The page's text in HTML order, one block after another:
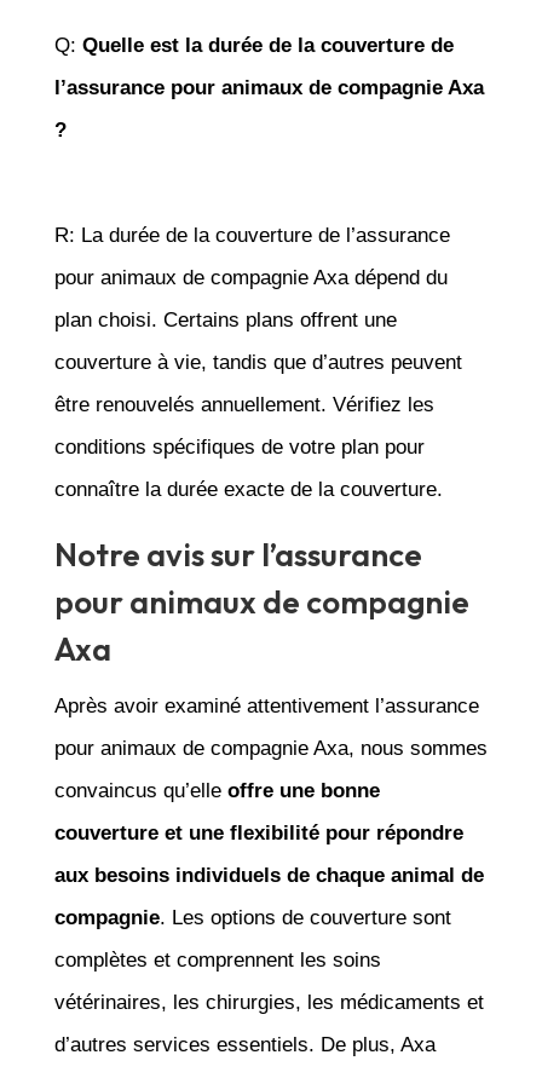
Q: Quelle est la durée de la couverture de
l’assurance pour animaux de compagnie Axa
?
R: La durée de la couverture de l’assurance
pour animaux de compagnie Axa dépend du
plan choisi. Certains plans offrent une
couverture à vie, tandis que d’autres peuvent
être renouvelés annuellement. Vérifiez les
conditions spécifiques de votre plan pour
connaître la durée exacte de la couverture.
Notre avis sur l’assurance
pour animaux de compagnie
Axa
Après avoir examiné attentivement l’assurance
pour animaux de compagnie Axa, nous sommes
convaincus qu’elle offre une bonne
couverture et une flexibilité pour répondre
aux besoins individuels de chaque animal de
compagnie. Les options de couverture sont
complètes et comprennent les soins
vétérinaires, les chirurgies, les médicaments et
d’autres services essentiels. De plus, Axa